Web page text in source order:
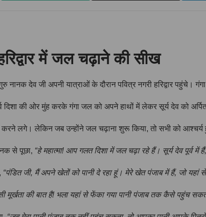
में जल चढ़ाने की सीख
देव जी अपनी यात्राओं के दौरान पवित्र नगरी हरिद्वार पहुंचे।
दिशा की ओर मुंह करके गंगा जल को अपने हाथों में लेकर सूर्य देव को
करने लगे। लेकिन जब उन्होंने जल चढ़ाना शुरू किया, तो सभी को
से पूछा, “हे महात्मा! आप गलत दिशा में जल चढ़ा रहे हैं। सूर्य देव पूर्व
“पंडित जी, मैं अपने खेतों को पानी दे रहा हूं। मेरे खेत पंजाब में हैं, जो यहां
मूर्खता की बात है! भला यहां से फेंका गया पानी पंजाब तक कैसे पहुंच